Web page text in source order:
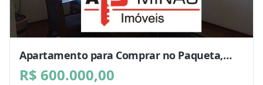
Apartamento para Comprar no Paqueta,
Belo Horizonte - MG
R$ 600.000,00